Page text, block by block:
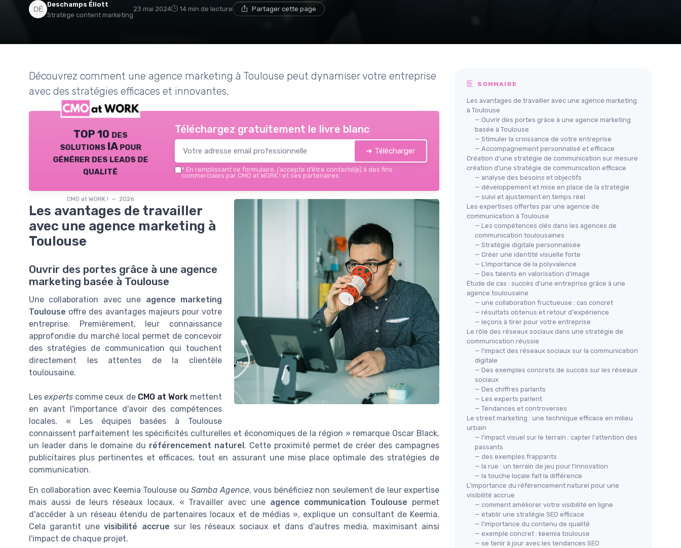
Deschamps Éliott
Stratège content marketing
23 mai 2024 14 min de lecture Partager cette page
Découvrez comment une agence marketing à Toulouse peut dynamiser votre entreprise
avec des stratégies efficaces et innovantes.
TOP 10 des
solutions IA pour
générer des leads de
qualité
CMO at WORK ! — 2026
Téléchargez gratuitement le livre blanc
➔ Télécharger
* En remplissant ce formulaire, j’accepte d’être contacté(e) à des fins
commerciales par CMO at WORK ! et ses partenaires.
Les avantages de travailler
avec une agence marketing à
Toulouse
Ouvrir des portes grâce à une agence
marketing basée à Toulouse
Une collaboration avec une agence marketing
Toulouse offre des avantages majeurs pour votre
entreprise. Premièrement, leur connaissance
approfondie du marché local permet de concevoir
des stratégies de communication qui touchent
directement les attentes de la clientèle
toulousaine.
Lesexperts comme ceux de CMO at Workmettent
en avant l'importance d'avoir des compétences
locales. « Les équipes basées à Toulouse
connaissent parfaitement les spécificités culturelles et économiques de la région » remarque Oscar Black,
un leader dans le domaine du référencement naturel . Cette proximité permet de créer des campagnes
publicitaires plus pertinentes et efficaces, tout en assurant une mise place optimale des stratégies de
communication.
En collaboration avec Keemia Toulouse ou Samba Agence, vous bénéficiez non seulement de leur expertise
mais aussi de leurs réseaux locaux. « Travailler avec une agence communication Toulouse permet
d'accéder à un réseau étendu de partenaires locaux et de médias », explique un consultant de Keemia.
Cela garantit unevisibilité accrue sur les réseaux sociaux et dans d'autres media, maximisant ainsi
l'impact de chaque projet.
SOMMAIRE
Les avantages de travailler avec une agence marketing
à Toulouse
— Ouvrir des portes grâce à une agence marketing
basée à Toulouse
— Stimuler la croissance de votre entreprise
— Accompagnement personnalisé et efficace
Création d'une stratégie de communication sur mesure
création d'une stratégie de communication efficace
— analyse des besoins et objectifs
— développement et mise en place de la stratégie
— suivi et ajustement en temps réel
Les expertises offertes par une agence de
communication à Toulouse
— Les compétences clés dans les agences de
communication toulousaines
— Stratégie digitale personnalisée
— Créer une identité visuelle forte
— L'importance de la polyvalence
— Des talents en valorisation d'image
Étude de cas : succès d'une entreprise grâce à une
agence toulousaine
— une collaboration fructueuse : cas concret
— résultats obtenus et retour d'expérience
— leçons à tirer pour votre entreprise
Le rôle des réseaux sociaux dans une stratégie de
communication réussie
— l'impact des réseaux sociaux sur la communication
digitale
— Des exemples concrets de succès sur les réseaux
sociaux
— Des chiffres parlants
— Les experts parlent
— Tendances et controverses
Le street marketing : une technique efficace en milieu
urbain
— l'impact visuel sur le terrain : capter l'attention des
passants
— des exemples frappants
— la rue : un terrain de jeu pour l'innovation
— la touche locale fait la différence
L'importance du référencement naturel pour une
visibilité accrue
— comment améliorer votre visibilité en ligne
— établir une stratégie SEO efficace
— l'importance du contenu de qualité
— exemple concret : keemia toulouse
— se tenir à jour avec les tendances SEO